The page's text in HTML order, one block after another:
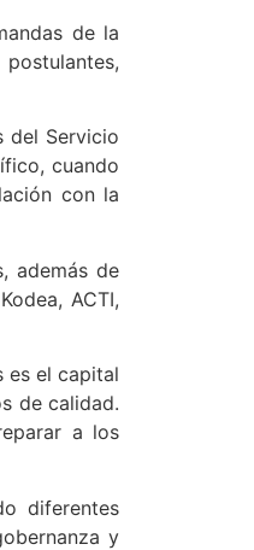
de la
del Servicio
cuando
con la
además de
ACTI,
es el capital
de calidad.
a los
diferentes
y